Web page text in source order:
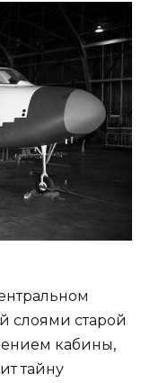
слоями старой
кабины,
тайну